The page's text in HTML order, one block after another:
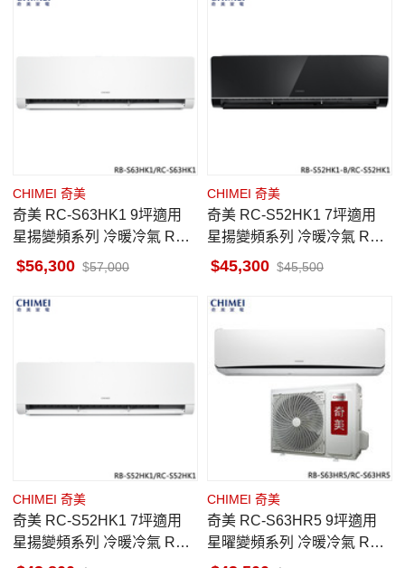
CHIMEI 奇美
奇美 RC-S63HK1 9坪適用
星揚變頻系列 冷暖冷氣 RB-
S63HK1 一級省電 快易潔
56,300 57,000
CHIMEI 奇美
奇美 RC-S52HK1 7坪適用
星揚變頻系列 冷暖冷氣 RB-
S52HK1-B
45,300 45,500
CHIMEI 奇美
奇美 RC-S52HK1 7坪適用
星揚變頻系列 冷暖冷氣 RB-
S52HK1 一級省電 快易潔
CHIMEI 奇美
奇美 RC-S63HR5 9坪適用
星曜變頻系列 冷暖冷氣 RB-
S63HR5 送電動牙刷